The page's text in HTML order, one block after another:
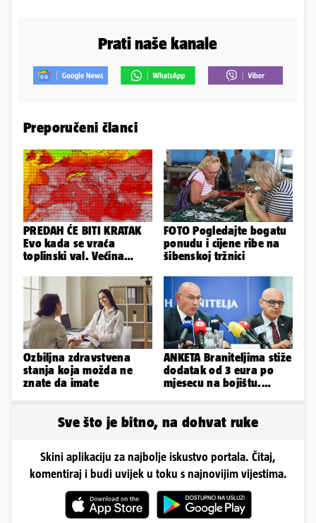
Prati naše kanale
Preporučeni članci
PREDAH ĆE BITI KRATAK
Evo kada se vraća
toplinski val. Većina
FOTO Pogledajte bogatu
ponudu i cijene ribe na
šibenskoj tržnici
Ozbiljna zdravstvena
stanja koja možda ne
znate da imate
ANKETA Braniteljima stiže
dodatak od 3 eura po
mjesecu na bojištu.
Sve što je bitno, na dohvat ruke
Skini aplikaciju za najbolje iskustvo portala. Čitaj,
komentiraj i budi uvijek u toku s najnovijim vijestima.